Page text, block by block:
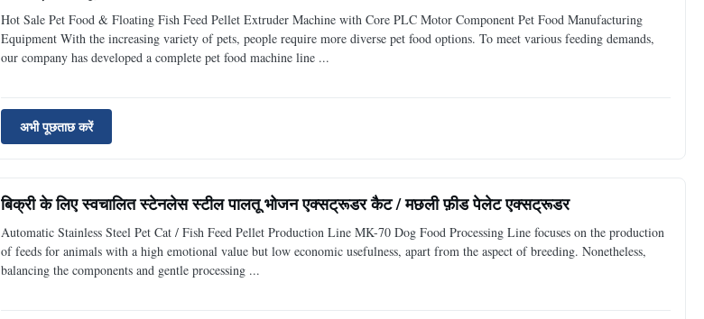
Hot Sale Pet Food & Floating Fish Feed Pellet Extruder Machine with Core PLC Motor Component Pet Food Manufacturing
Equipment With the increasing variety of pets, people require more diverse pet food options. To meet various feeding demands,
our company has developed a complete pet food machine line ...
अभी पूछताछ करें
बिक्री के लिए स्वचालित स्टेनलेस स्टील पालतू भोजन एक्सट्रूडर कैट / मछली फ़ीड पेलेट एक्सट्रूडर
Automatic Stainless Steel Pet Cat / Fish Feed Pellet Production Line MK-70 Dog Food Processing Line focuses on the production
of feeds for animals with a high emotional value but low economic usefulness, apart from the aspect of breeding. Nonetheless,
balancing the components and gentle processing ...